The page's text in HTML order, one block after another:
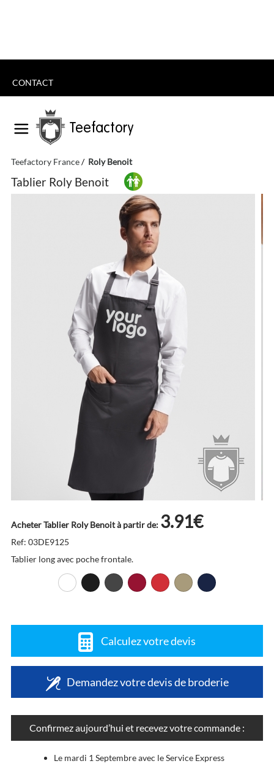
CONTACT
Teefactory
Teefactory France Roly Benoit
Tablier Roly Benoit
Acheter Tablier Roly Benoit à partir de: 3.91€
Ref: 03DE9125
Tablier long avec poche frontale.
Calculez votre devis
Demandez votre devis de broderie
Confirmez aujourd’hui et recevez votre commande :
Le mardi 1 Septembre avec le Service Express